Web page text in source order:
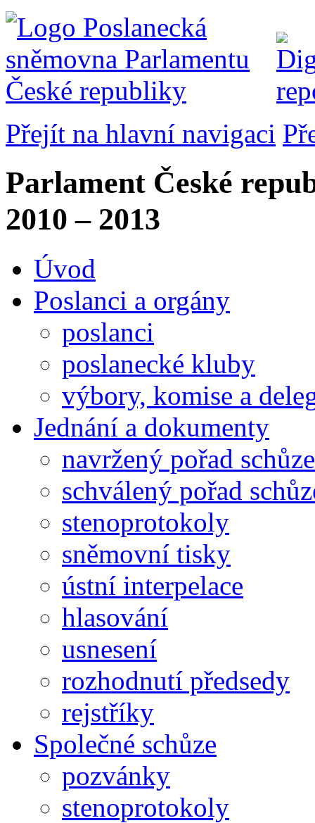
Přejít na hlavní navigaci
Parlament České
2010 – 2013
Úvod
Poslanci a orgány
poslanci
poslanecké kluby
výbory, komise a
Jednání a dokumenty
navržený pořad schůze
schválený pořad
stenoprotokoly
sněmovní tisky
ústní interpelace
hlasování
usnesení
rozhodnutí předsedy
rejstříky
Společné schůze
pozvánky
stenoprotokoly